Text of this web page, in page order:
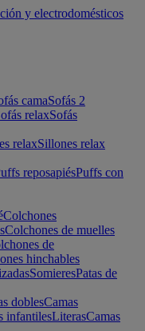
camaSofás 2
relaxSofás
relaxSillones relax
reposapiésPuffs con
Colchones
Colchones de muelles
de
hinchables
SomieresPatas de
doblesCamas
infantilesLiterasCamas